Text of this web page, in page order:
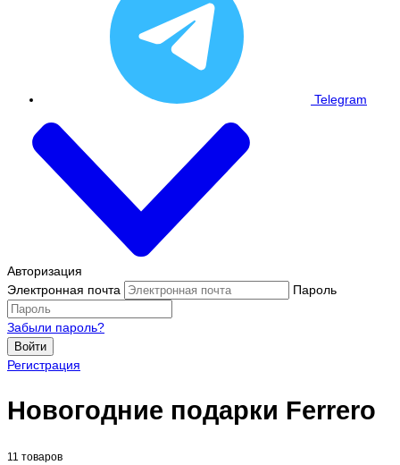
Telegram
Авторизация
Электронная почта
Пароль
Забыли пароль?
Войти
Регистрация
Новогодние подарки Ferrero
11 товаров